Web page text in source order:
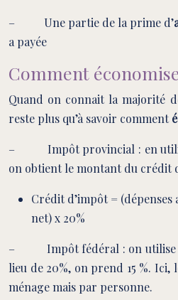
– Une partie de la prime d’
a payée
Comment
Quand on connait la majorité
reste plus qu’à savoir comment
– Impôt provincial : en
on obtient le montant du crédit
Crédit d’impôt = (dépenses
net) x 20%
– Impôt fédéral : on utilise la
lieu de 20%, on prend 15 %. Ici,
ménage mais par personne.